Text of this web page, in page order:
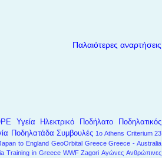
Παλαιότερες αναρτήσεις
Υγεία Ηλεκτρικό Ποδήλατο
Ποδηλατικός
Ποδηλατάδα Συμβουλές 1ο Athens Criterium 23
to England GeoOrbital Greece Greece - Australia
Training in Greece WWF Zagori Αγώνες Ανθρώπινες